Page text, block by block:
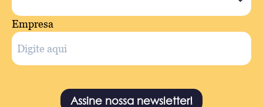
Empresa
Assine nossa newsletter!